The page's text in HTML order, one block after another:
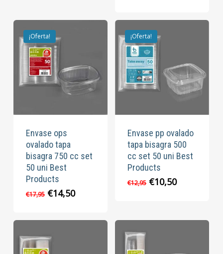
€21,95.
¡Oferta!
Envase ops
ovalado tapa
bisagra 750 cc set
50 uni Best
Products
€17,95 El
€17,95.
€14,50El
¡Oferta!
Envase pp ovalado
tapa bisagra 500
cc set 50 uni Best
Products
€12,95 El
€10,50El